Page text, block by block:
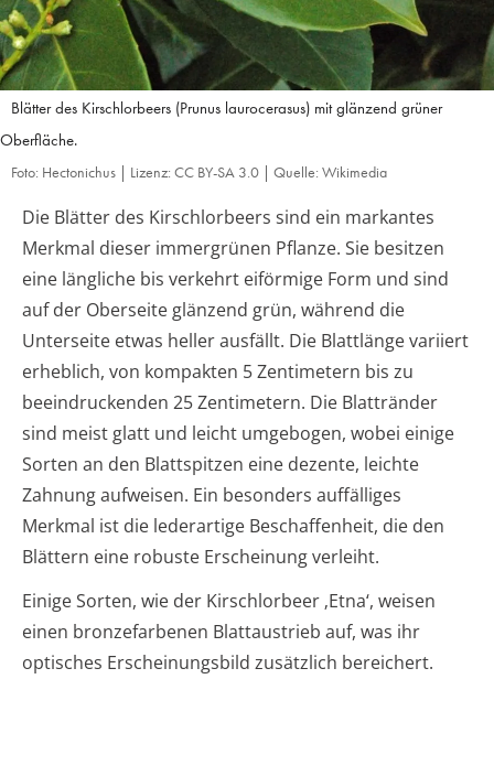
Blätter des Kirschlorbeers (Prunus laurocerasus) mit glänzend grüner
Oberfläche.
Foto: Hectonichus | Lizenz: CC BY-SA 3.0 | Quelle: Wikimedia
Die Blätter des Kirschlorbeers sind ein markantes
Merkmal dieser immergrünen Pflanze. Sie besitzen
eine längliche bis verkehrt eiförmige Form und sind
auf der Oberseite glänzend grün, während die
Unterseite etwas heller ausfällt. Die Blattlänge variiert
erheblich, von kompakten 5 Zentimetern bis zu
beeindruckenden 25 Zentimetern. Die Blattränder
sind meist glatt und leicht umgebogen, wobei einige
Sorten an den Blattspitzen eine dezente, leichte
Zahnung aufweisen. Ein besonders auffälliges
Merkmal ist die lederartige Beschaffenheit, die den
Blättern eine robuste Erscheinung verleiht.
Einige Sorten, wie der Kirschlorbeer ‚Etna‘, weisen
einen bronzefarbenen Blattaustrieb auf, was ihr
optisches Erscheinungsbild zusätzlich bereichert.